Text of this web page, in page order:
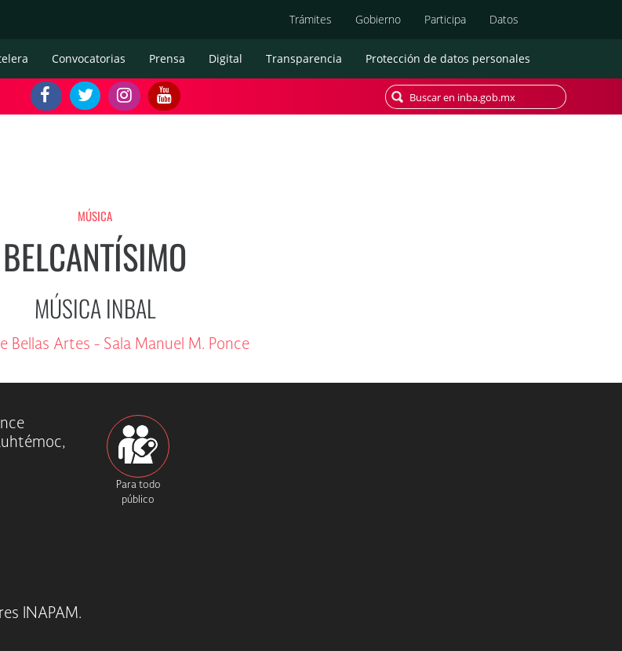
Trámites Gobierno Participa Datos
Convocatorias Prensa Digital Transparencia Protección de datos personales
MÚSICA
BELCANTÍSIMO
MÚSICA INBAL
Bellas Artes - Sala Manuel M. Ponce
INAPAM.
Para todo
público